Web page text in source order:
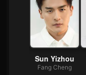
Sun Yizhou
Fang Cheng